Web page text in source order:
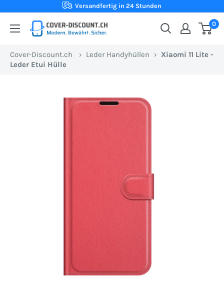
Inhalt
Versandfertig in 24 Stunden
Cover-
Ihr
Onlineshop
0
Cover-Discount.ch › Leder Handyhüllen › Xiaomi 11 Lite -
Leder Etui Hülle